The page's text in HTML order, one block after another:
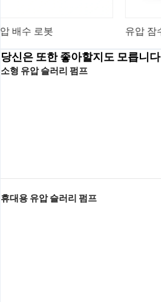
유압 잠수정 펌프 하이 헤드
당신은 또한 좋아할지도 모릅니다
소형 유압 슬러리 펌프
휴대용 유압 슬러리 펌프